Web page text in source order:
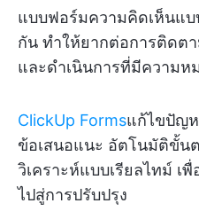
แบบฟอร์มความคิดเห็นแ
กัน ทำให้ยากต่อการติดต
และดำเนินการที่มีความห
ClickUp Formsแก้ไขปัญ
ข้อเสนอแนะ อัตโนมัติขั้น
วิเคราะห์แบบเรียลไทม์ เ
ไปสู่การปรับปรุง